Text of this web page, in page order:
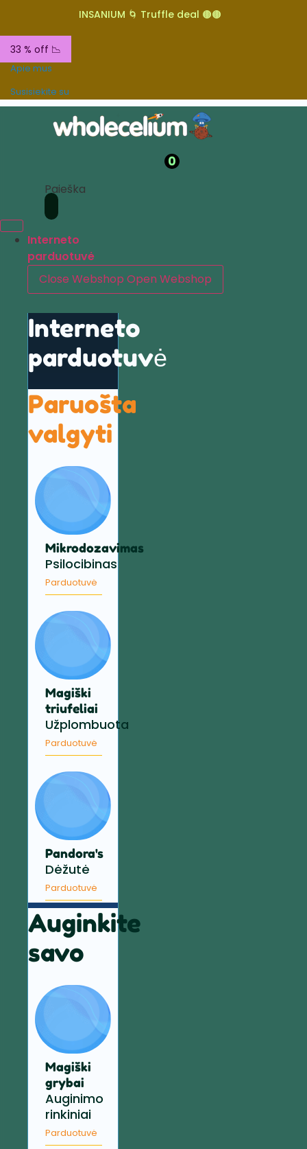
INSANIUM 🌀 Truffle deal 🟤🟤
33 % off 📉
Apie mus
Susisiekite su
0
Paieška
Interneto
parduotuvė
Close Webshop Open Webshop
Interneto
parduotuvė
Paruošta
valgyti
Mikrodozavimas
Psilocibinas
Parduotuvė
Magiški
triufeliai
Užplombuota
Parduotuvė
Pandora's
Dėžutė
Parduotuvė
Auginkite
savo
Magiški
grybai
Auginimo
rinkiniai
Parduotuvė